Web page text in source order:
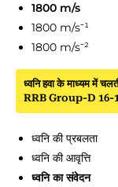
1800 m/s
1800 m/s⁻¹
1800 m/s⁻²
ध्वनि हवा के माध्यम में
RRB Group-D
ध्वनि की प्रबलता
ध्वनि की आवृत्ति
ध्वनि का संवेदन